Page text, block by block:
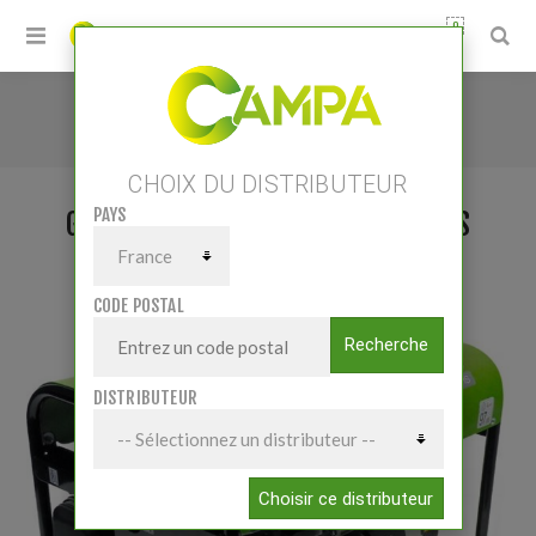
0
Petits matériels / Atelier
Groupe électrogènes
GROUPE ELECTROGENE 6000 WATTS
GROUPE ELECTROGENE 6000 WATTS
CHOIX DU DISTRIBUTEUR
PAYS
CODE POSTAL
Recherche
DISTRIBUTEUR
Choisir ce distributeur